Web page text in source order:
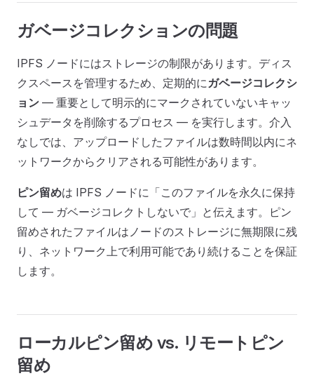
ガベージコレクションの問題
IPFS ノードにはストレージの制限があります。ディス
クスペースを管理するため、定期的にガベージコレクシ
ョン — 重要として明示的にマークされていないキャッ
シュデータを削除するプロセス — を実行します。介入
なしでは、アップロードしたファイルは数時間以内にネ
ットワークからクリアされる可能性があります。
ピン留めは IPFS ノードに「このファイルを永久に保持
して — ガベージコレクトしないで」と伝えます。ピン
留めされたファイルはノードのストレージに無期限に残
り、ネットワーク上で利用可能であり続けることを保証
します。
ローカルピン留め vs. リモートピン
留め